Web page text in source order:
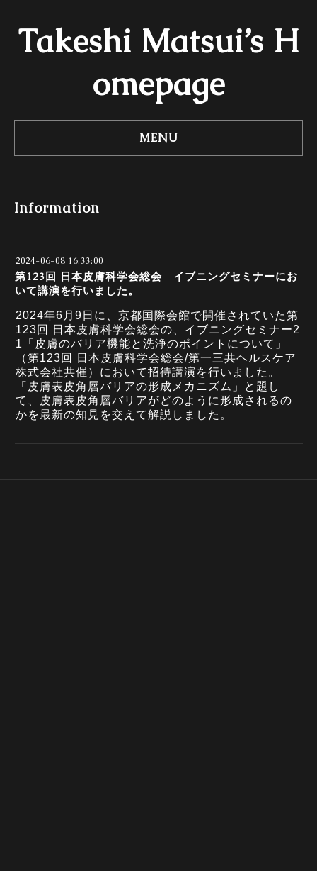
Takeshi Matsui’s H
omepage
MENU
Information
2024-06-08 16:33:00
第123回 日本皮膚科学会総会 イブニングセミナーにお
いて講演を行いました。
2024年6月9日に、京都国際会館で開催されていた第
123回 日本皮膚科学会総会の、イブニングセミナー2
1「皮膚のバリア機能と洗浄のポイントについて」
（第123回 日本皮膚科学会総会/第一三共ヘルスケア
株式会社共催）において招待講演を行いました。
「皮膚表皮角層バリアの形成メカニズム」と題し
て、皮膚表皮角層バリアがどのように形成されるの
かを最新の知見を交えて解説しました。